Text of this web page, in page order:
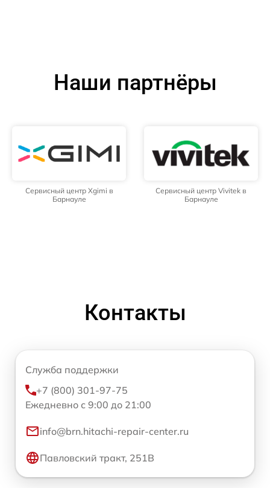
Наши партнёры
Сервисный центр Xgimi в
Барнауле
Сервисный центр Vivitek в
Барнауле
Контакты
Служба поддержки
+7 (800) 301-97-75
Ежедневно с 9:00 до 21:00
info@brn.hitachi-repair-center.ru
Павловский тракт, 251В